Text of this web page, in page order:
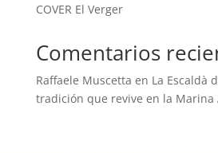
COVER El Verger
Comentarios
Raffaele Muscetta en La Escaldà
tradición que revive en la Marina